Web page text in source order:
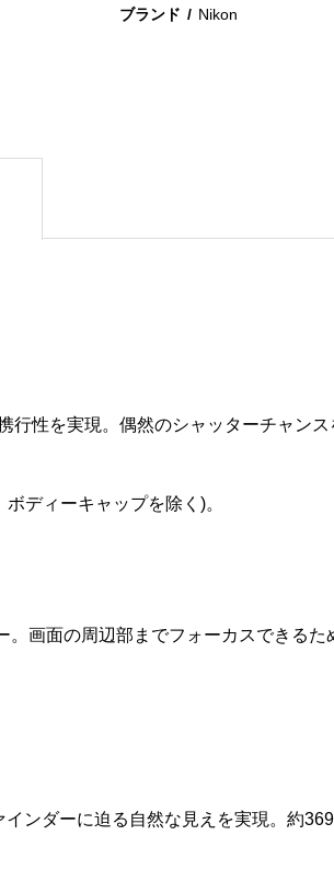
ブランド
Nikon
性を実現。偶然のシャッターチャン
ディーキャップを除く)。
画面の周辺部までフォーカスできるた
ンダーに迫る自然な見えを実現。約